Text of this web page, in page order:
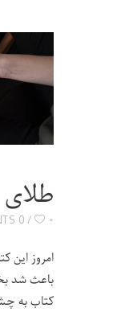
0 COMMENTS ۰
امروز این
باعث شد
کتاب به